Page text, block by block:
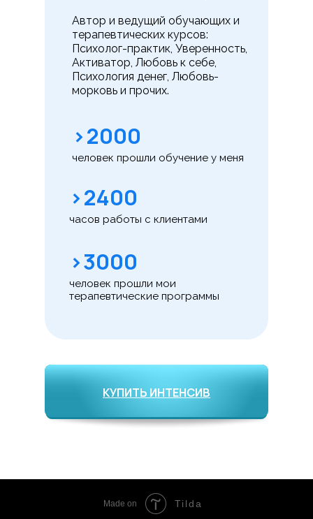
Автор и ведущий обучающих и
терапевтических курсов:
Психолог-практик, Уверенность,
Активатор, Любовь к себе,
Психология денег, Любовь-
морковь и прочих.
человек прошли обучение у меня
>2000
человек прошли мои
терапевтические программы
>3000
часов работы с клиентами
>2400
КУПИТЬ ИНТЕНСИВ
Made on Tilda